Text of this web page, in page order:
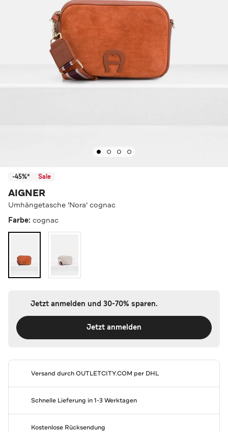
-45%* Sale
AIGNER
Umhängetasche 'Nora' cognac
Farbe: cognac
Jetzt anmelden und 30-70% sparen.
Jetzt anmelden
Versand durchOUTLETCITY.COM per DHL
Schnelle Lieferung in 1-3 Werktagen
Kostenlose Rücksendung